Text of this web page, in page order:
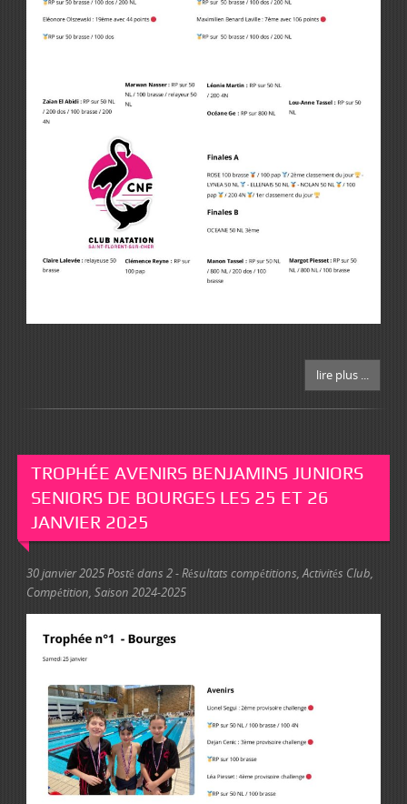
lire plus ...
TROPHÉE AVENIRS BENJAMINS JUNIORS
SENIORS DE BOURGES LES 25 ET 26
JANVIER 2025
30 janvier 2025Posté dans 2 - Résultats compétitions,Activités Club,
Compétition, Saison 2024-2025